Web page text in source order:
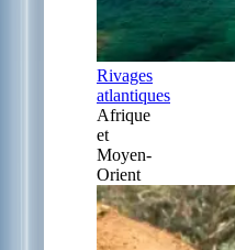
Rivages
atlantiques
Afrique
et
Moyen-
Orient